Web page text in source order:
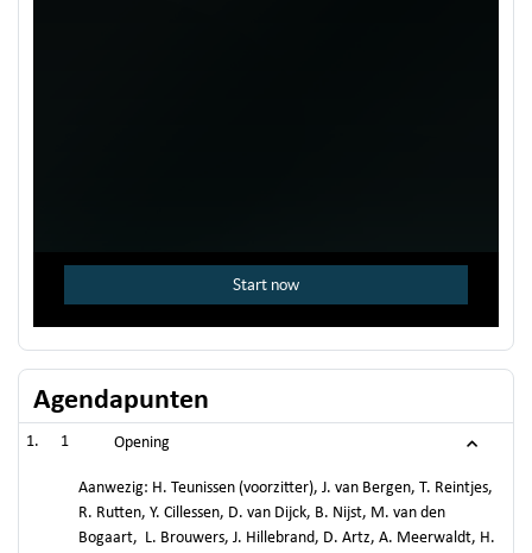
Agendapunten
1 Opening
Aanwezig: H. Teunissen (voorzitter), J. van Bergen, T. Reintjes,
R. Rutten, Y. Cillessen, D. van Dijck, B. Nijst, M. van den
Bogaart, L. Brouwers, J. Hillebrand, D. Artz, A. Meerwaldt, H.